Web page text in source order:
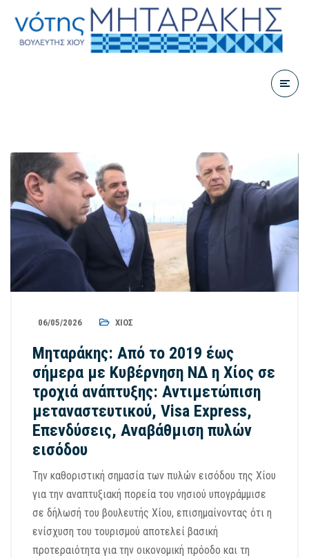
06/05/2026 ΧΊΟΣ
Μηταράκης: Από το 2019 έως
σήμερα με Κυβέρνηση ΝΔ η Χίος σε
τροχιά ανάπτυξης: Αντιμετώπιση
μεταναστευτικού, Visa Express,
Επενδύσεις, Αναβάθμιση πυλών
εισόδου
Την καθοριστική σημασία των πυλών εισόδου της Χίου
για την αναπτυξιακή πορεία του νησιού υπογράμμισε
σε δήλωσή του βουλευτής Χίου, επισημαίνοντας ότι η
ενίσχυση του τουρισμού αποτελεί βασική
προτεραιότητα για την οικονομική πρόοδο και τη